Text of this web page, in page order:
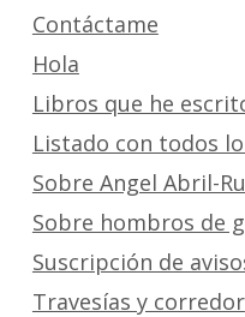
Contáctame
Hola
Libros que he
Listado con todos
Sobre Angel Abril-
Sobre hombros de
Suscripción de
Travesías y corredor